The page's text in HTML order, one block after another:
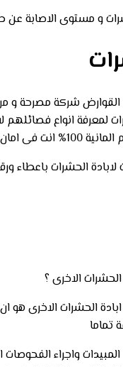
و مستوى الاصابة عن
لمعرفة انواع
باعطائك ضمان لمدة 5 سنوات
الحشرات باعطاء
الاخرى ؟
الحشرات الاخرى هو
تماما
واجراء